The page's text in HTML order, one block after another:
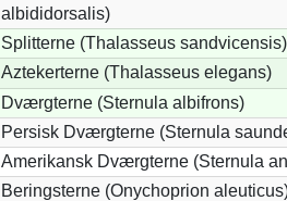
albididorsalis)
Splitterne (Thalasseus sandvicensis)
Aztekerterne (Thalasseus elegans)
Dværgterne (Sternula albifrons)
Persisk Dværgterne (Sternula
Amerikansk Dværgterne (Sternula
Beringsterne (Onychoprion